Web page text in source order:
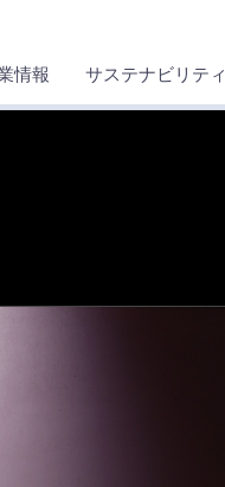
情報 サステナビリティ